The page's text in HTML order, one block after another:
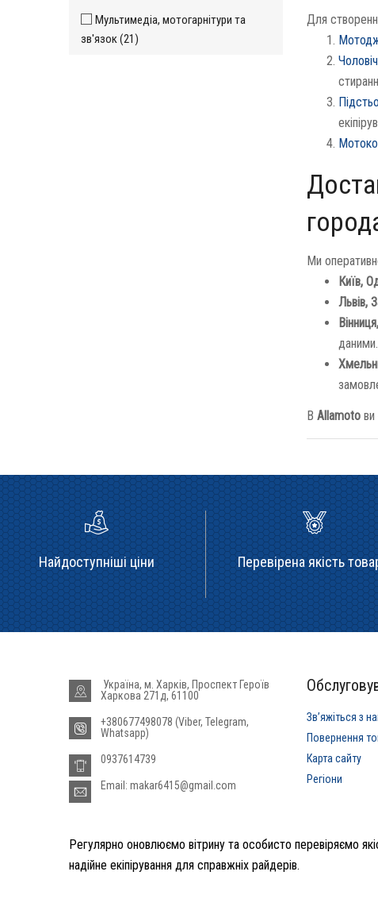
Мультимедіа, мотогарнітури та
зв'язок (21)
Для
Ми
Київ,
Львів,
даними.
В Allamoto
Найдоступніші ціни Перевірена якість
Україна, м. Харків, Проспект Героїв
Харкова 271д, 61100
+380677498078 (Viber, Telegram,
Whatsapp)
0937614739
Email: makar6415@gmail.com
Звʼяжіться з
Повернення
Карта сайту
Регіони
Регулярно оновлюємо вітрину та особисто перевіряємо
надійне екіпірування для справжніх райдерів.